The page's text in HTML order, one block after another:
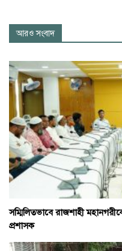
আরও সংবাদ
সম্মিলিতভাবে রাজশাহী
প্রশাসক